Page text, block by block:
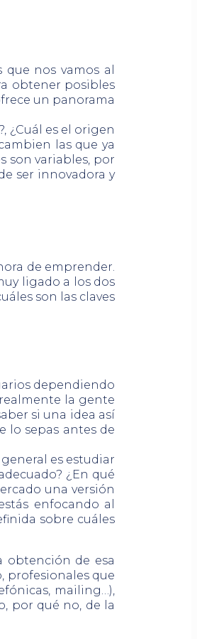
nos vamos al
obtener posibles
un panorama
¿Cuál es el origen
las que ya
son variables, por
ser innovadora y
de emprender.
ligado a los dos
son las claves
dependiendo
la gente
si una idea así
lo sepas antes de
es estudiar
¿En qué
una versión
enfocando al
sobre cuáles
obtención de esa
profesionales que
mailing…),
por qué no, de la